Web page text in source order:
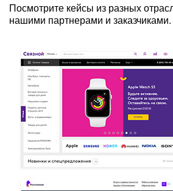
или войдите с
Посмотрите кейсы из разных
нашими партнерами и заказчиками.